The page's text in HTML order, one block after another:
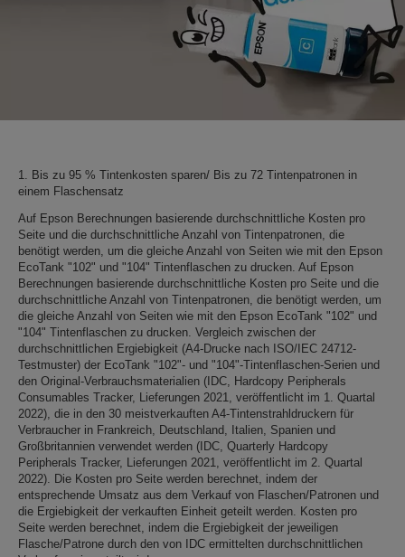
1. Bis zu 95 % Tintenkosten sparen/ Bis zu 72 Tintenpatronen in
einem Flaschensatz
Auf Epson Berechnungen basierende durchschnittliche Kosten pro
Seite und die durchschnittliche Anzahl von Tintenpatronen, die
benötigt werden, um die gleiche Anzahl von Seiten wie mit den Epson
EcoTank "102" und "104" Tintenflaschen zu drucken. Auf Epson
Berechnungen basierende durchschnittliche Kosten pro Seite und die
durchschnittliche Anzahl von Tintenpatronen, die benötigt werden, um
die gleiche Anzahl von Seiten wie mit den Epson EcoTank "102" und
"104" Tintenflaschen zu drucken. Vergleich zwischen der
durchschnittlichen Ergiebigkeit (A4-Drucke nach ISO/IEC 24712-
Testmuster) der EcoTank "102"- und "104"-Tintenflaschen-Serien und
den Original-Verbrauchsmaterialien (IDC, Hardcopy Peripherals
Consumables Tracker, Lieferungen 2021, veröffentlicht im 1. Quartal
2022), die in den 30 meistverkauften A4-Tintenstrahldruckern für
Verbraucher in Frankreich, Deutschland, Italien, Spanien und
Großbritannien verwendet werden (IDC, Quarterly Hardcopy
Peripherals Tracker, Lieferungen 2021, veröffentlicht im 2. Quartal
2022). Die Kosten pro Seite werden berechnet, indem der
entsprechende Umsatz aus dem Verkauf von Flaschen/Patronen und
die Ergiebigkeit der verkauften Einheit geteilt werden. Kosten pro
Seite werden berechnet, indem die Ergiebigkeit der jeweiligen
Flasche/Patrone durch den von IDC ermittelten durchschnittlichen